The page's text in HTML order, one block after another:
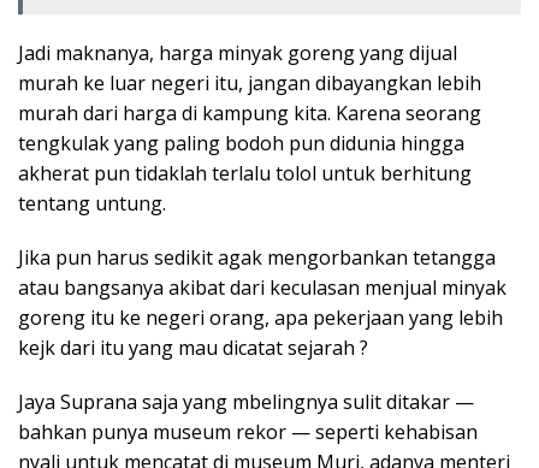
Jadi maknanya, harga minyak goreng yang dijual
murah ke luar negeri itu, jangan dibayangkan lebih
murah dari harga di kampung kita. Karena seorang
tengkulak yang paling bodoh pun didunia hingga
akherat pun tidaklah terlalu tolol untuk berhitung
tentang untung.
Jika pun harus sedikit agak mengorbankan tetangga
atau bangsanya akibat dari keculasan menjual minyak
goreng itu ke negeri orang, apa pekerjaan yang lebih
kejk dari itu yang mau dicatat sejarah ?
Jaya Suprana saja yang mbelingnya sulit ditakar —
bahkan punya museum rekor — seperti kehabisan
nyali untuk mencatat di museum Muri, adanya menteri